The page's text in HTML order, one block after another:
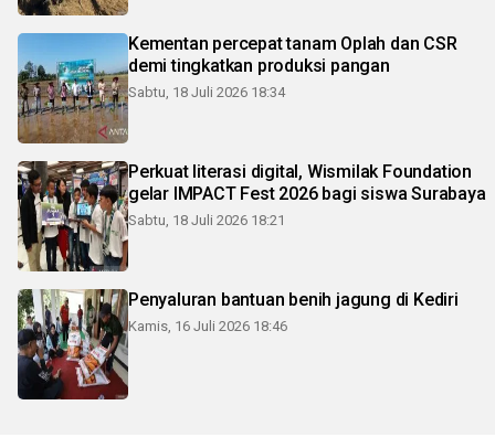
Kementan percepat tanam Oplah dan CSR
demi tingkatkan produksi pangan
Sabtu, 18 Juli 2026 18:34
Perkuat literasi digital, Wismilak Foundation
gelar IMPACT Fest 2026 bagi siswa Surabaya
Sabtu, 18 Juli 2026 18:21
Penyaluran bantuan benih jagung di Kediri
Kamis, 16 Juli 2026 18:46